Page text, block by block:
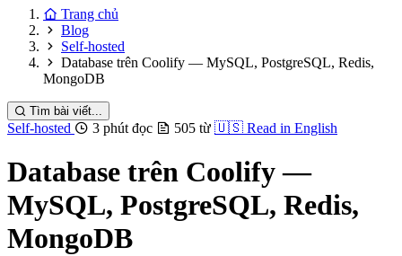
Trang chủ
Blog
Self-hosted
Database trên Coolify — MySQL, PostgreSQL, Redis,
MongoDB
Tìm bài viết...
Self-hosted 3 phút đọc 505 từ 🇺🇸 Read in English
Database trên Coolify —
MySQL, PostgreSQL, Redis,
MongoDB